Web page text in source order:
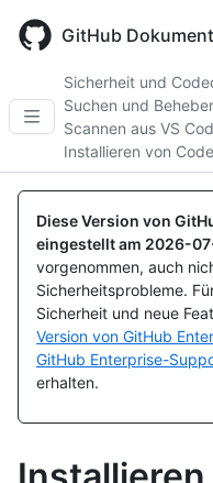
main
GitHub
Sicherheit und
Suchen und
Scannen aus VS
Installieren von
Diese Version von
eingestellt am 2026-
vorgenommen, auch
Sicherheitsprobleme.
Sicherheit und neue
Version von GitHub
GitHub Enterprise-
erhalten.